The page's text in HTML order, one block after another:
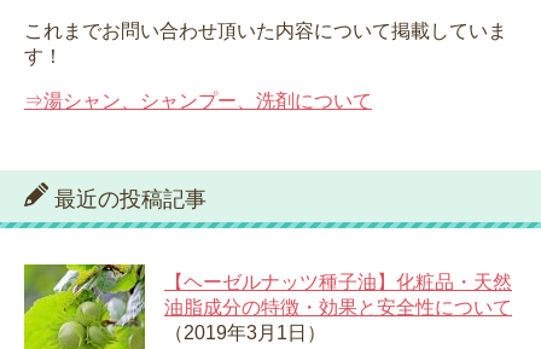
これまでお問い合わせ頂いた内容について掲載していま
す！
⇒湯シャン、シャンプー、洗剤について
最近の投稿記事
【ヘーゼルナッツ種子油】化粧品・天然
油脂成分の特徴・効果と安全性について
（2019年3月1日）